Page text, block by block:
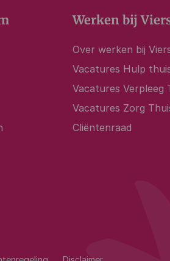
Werken bij
Over werken bij
Vacatures Hulp
Vacatures Verpleeg
Vacatures Zorg
Cliëntenraad